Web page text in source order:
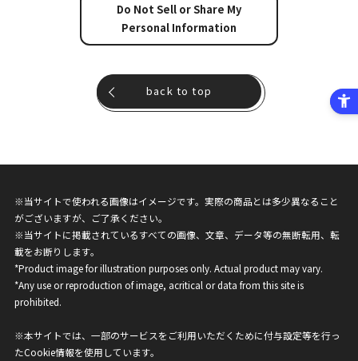
Do Not Sell or Share My
Personal Information
back to top
※当サイトで使われる画像はイメージです。実際の商品とは多少異なること
がございますが、ご了承ください。
※当サイトに掲載されているすべての画像、文章、データ等の無断転用、転
載をお断りします。
*Product image for illustration purposes only. Actual product may vary.
*Any use or reproduction of image, acritical or data from this site is
prohibited.
※本サイトでは、一部のサービスをご利用いただくために付与設定等を行っ
たCookie情報を使用しています。